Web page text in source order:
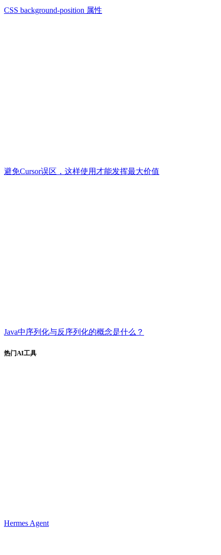
CSS background-position 属性
避免Cursor误区，这样使用才能发挥最大价值
Java中序列化与反序列化的概念是什么？
热门AI工具
Hermes Agent